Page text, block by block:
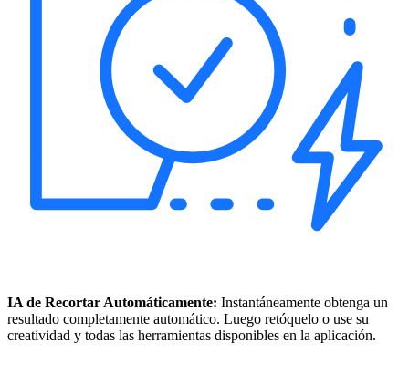
IA de Recortar Automáticamente: Instantáneamente obtenga un
resultado completamente automático. Luego retóquelo o use su
creatividad y todas las herramientas disponibles en la aplicación.